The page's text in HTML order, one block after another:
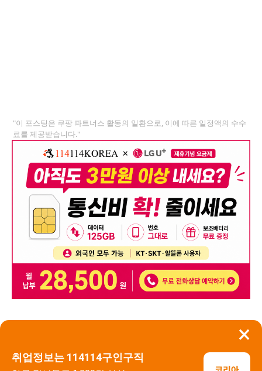
×
취업정보는 114114구인구직
"이 포스팅은 쿠팡 파트너스 활동의 일환으로, 이에 따른 일정액의 수수
료를 제공받습니다."